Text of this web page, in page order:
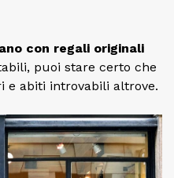
con regali originali
puoi stare certo che
e abiti introvabili altrove.